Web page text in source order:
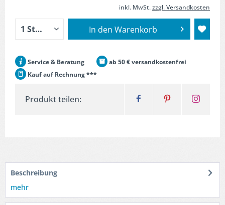
inkl. MwSt.zzgl. Versandkosten
In den Warenkorb
Service & Beratung
ab 50 € versandkostenfrei
Kauf auf Rechnung ***
Produkt teilen:
Beschreibung
mehr